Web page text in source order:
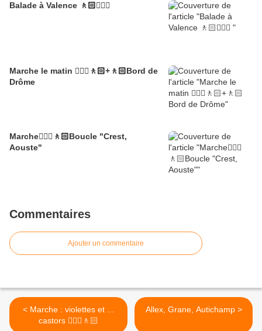
Balade à Valence 🚶🏻🚶🏼‍♂️
Marche le matin 🚶🏼‍♂️🚶🏻+🚶🏻Bord de
Drôme
Marche🚶🏼‍♂️🚶🏻Boucle "Crest,
Aouste"
Commentaires
Ajouter un commentaire
< Marche : violettes et ...
castors 🚶🏼‍♂️🚶🏻
Allex, Grane, Autichamp >